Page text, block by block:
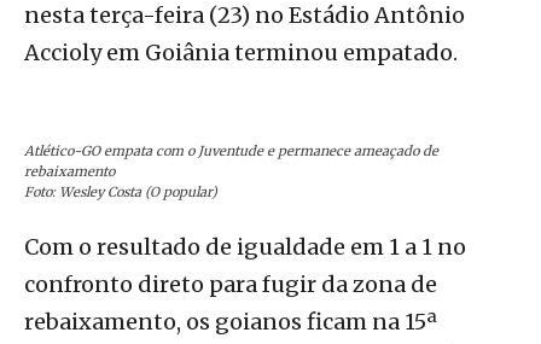
nesta terça-feira (23) no Estádio Antônio
Accioly em Goiânia terminou empatado.
Atlético-GO empata com o Juventude e permanece ameaçado de
rebaixamento
Foto: Wesley Costa (O popular)
Com o resultado de igualdade em 1 a 1 no
confronto direto para fugir da zona de
rebaixamento, os goianos ficam na 15ª